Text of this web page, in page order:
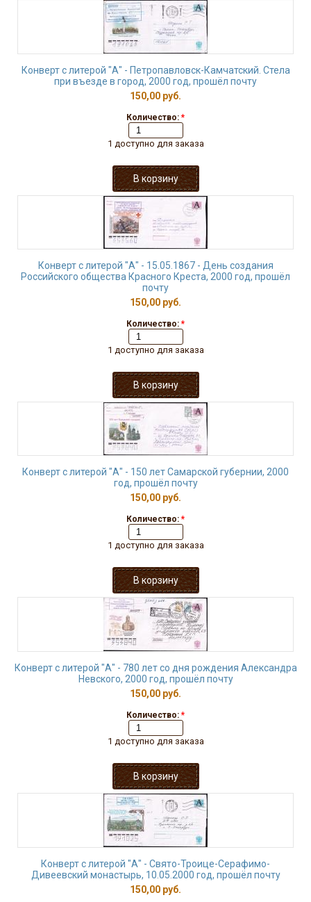
Конверт с литерой "А" - Петропавловск-Камчатский. Стела
при въезде в город, 2000 год, прошёл почту
150,00 руб.
Количество: *
1 доступно для заказа
Конверт с литерой "А" - 15.05.1867 - День создания
Российского общества Красного Креста, 2000 год, прошёл
почту
150,00 руб.
Количество: *
1 доступно для заказа
Конверт с литерой "А" - 150 лет Самарской губернии, 2000
год, прошёл почту
150,00 руб.
Количество: *
1 доступно для заказа
Конверт с литерой "А" - 780 лет со дня рождения Александра
Невского, 2000 год, прошёл почту
150,00 руб.
Количество: *
1 доступно для заказа
Конверт с литерой "А" - Свято-Троице-Серафимо-
Дивеевский монастырь, 10.05.2000 год, прошёл почту
150,00 руб.